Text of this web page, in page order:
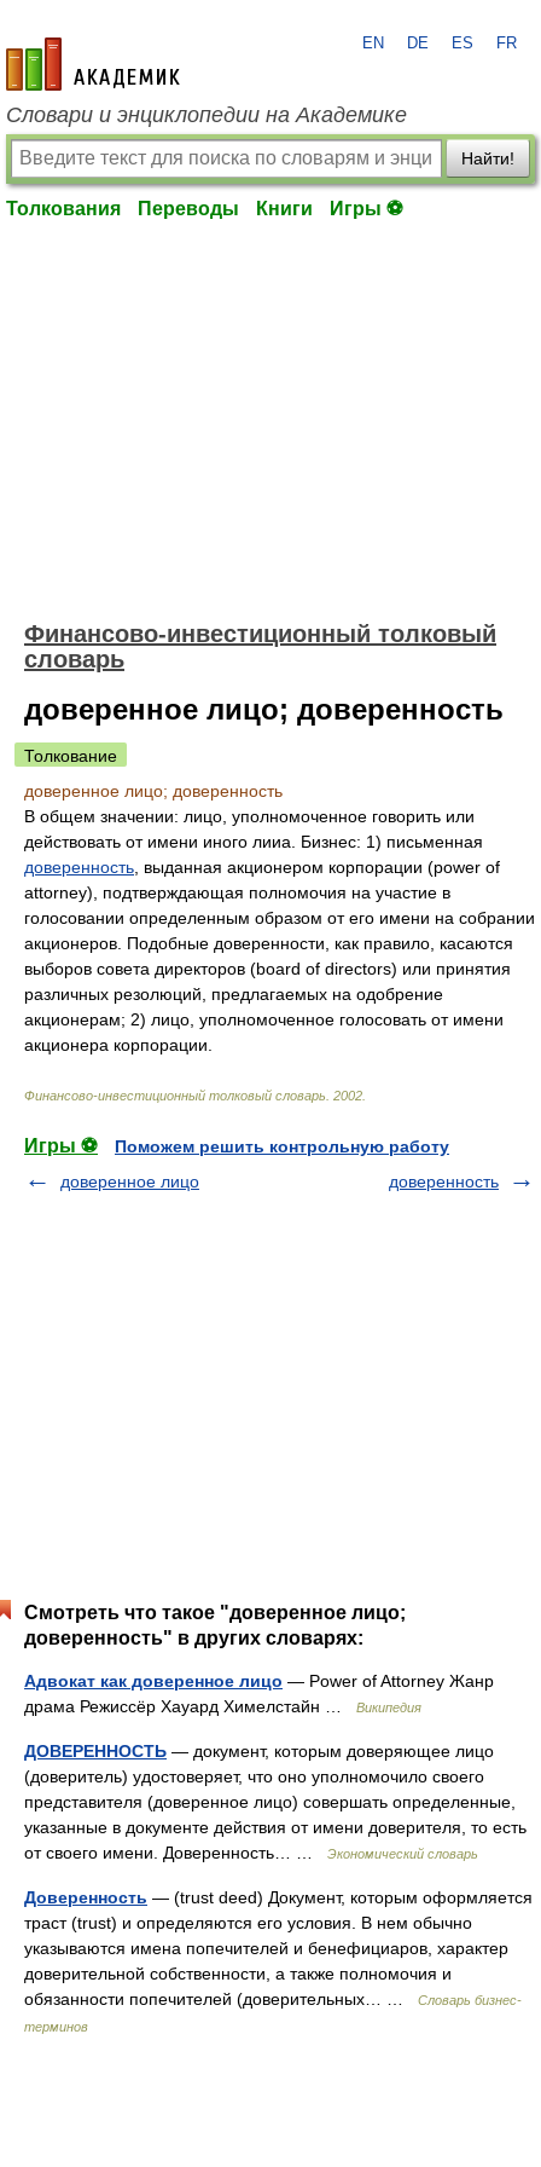
academic.ru
EN DE ES FR
Словари и энциклопедии на Академике
Найти!
Толкования Переводы Книги Игры ⚽
Финансово-инвестиционный толковый
словарь
доверенное лицо; доверенность
Толкование
доверенное лицо; доверенность
В общем значении: лицо, уполномоченное говорить или
действовать от имени иного лииа. Бизнес: 1) письменная
доверенность , выданная акционером корпорации (power of
attorney), подтверждающая полномочия на участие в
голосовании определенным образом от его имени на собрании
акционеров. Подобные доверенности, как правило, касаются
выборов совета директоров (board of directors) или принятия
различных резолюций, предлагаемых на одобрение
акционерам; 2) лицо, уполномоченное голосовать от имени
акционера корпорации.
Финансово-инвестиционный толковый словарь 2002
Игры ⚽
Поможем решить контрольную работу
доверенное лицо
доверенность
Смотреть что такое "доверенное лицо;
доверенность" в других словарях:
Адвокат как доверенное лицо — Power of Attorney Жанр
драма Режиссёр Хауард Химелстайн …
Википедия
ДОВЕРЕННОСТЬ — документ, которым доверяющее лицо
(доверитель) удостоверяет, что оно уполномочило своего
представителя (доверенное лицо) совершать определенные,
указанные в документе действия от имени доверителя, то есть
от своего имени. Доверенность… …
Экономический словарь
Доверенность — (trust deed) Документ, которым оформляется
траст (trust) и определяются его условия. В нем обычно
указываются имена попечителей и бенефициаров, характер
доверительной собственности, а также полномочия и
обязанности попечителей (доверительных… …
Словарь бизнес-
терминов